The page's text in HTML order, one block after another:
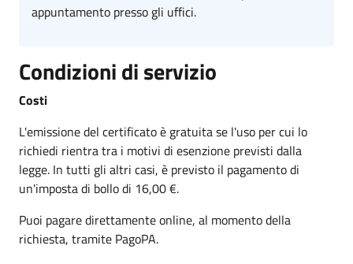
appuntamento presso gli uffici.
Condizioni di servizio
Costi
L'emissione del certificato è gratuita se l'uso per cui lo
richiedi rientra tra i motivi di esenzione previsti dalla
legge. In tutti gli altri casi, è previsto il pagamento di
un'imposta di bollo di 16,00 €.
Puoi pagare direttamente online, al momento della
richiesta, tramite PagoPA.